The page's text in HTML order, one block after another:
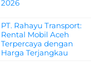
2026
PT. Rahayu Transport:
Rental Mobil Aceh
Terpercaya dengan
Harga Terjangkau